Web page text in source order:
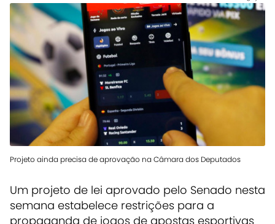
Projeto ainda precisa de aprovação na Câmara dos Deputados
Um projeto de lei aprovado pelo Senado nesta
semana estabelece restrições para a
propaganda de jogos de apostas esportivas